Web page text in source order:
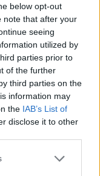
below opt-out
note that after your
seeing
utilized by
parties prior to
of the further
third parties on the
information may
the IAB’s List of
disclose it to other